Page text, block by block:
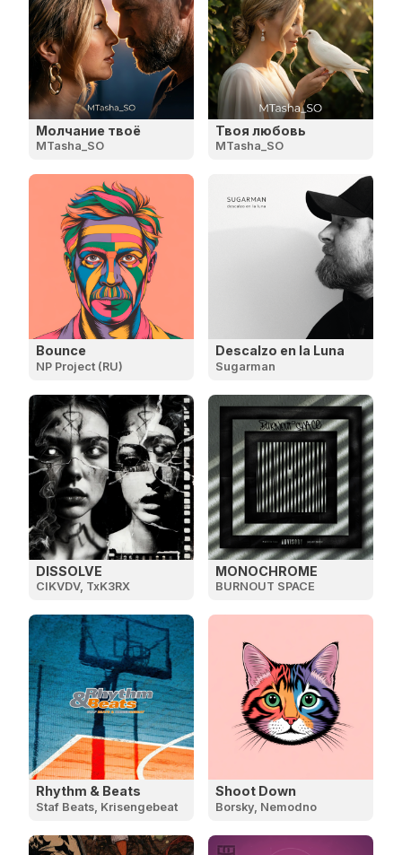
Молчание твоё
MTasha_SO
Твоя любовь
MTasha_SO
Bounce
NP Project (RU)
Descalzo en la Luna
Sugarman
DISSOLVE
CIKVDV, TxK3RX
MONOCHROME
BURNOUT SPACE
Rhythm & Beats
Staf Beats, Krisengebeat
Shoot Down
Borsky, Nemodno